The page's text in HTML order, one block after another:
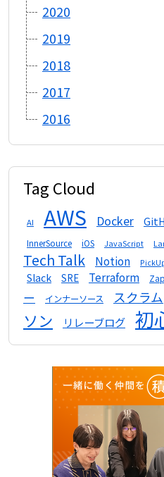
2020
2019
2018
2017
2016
Tag Cloud
AI AWS Docker
InnerSource iOS JavaScript
Tech Talk
Notion
Slack SRE Terraform
ー
インナーソース スクラム
ソン
リレーブログ 初